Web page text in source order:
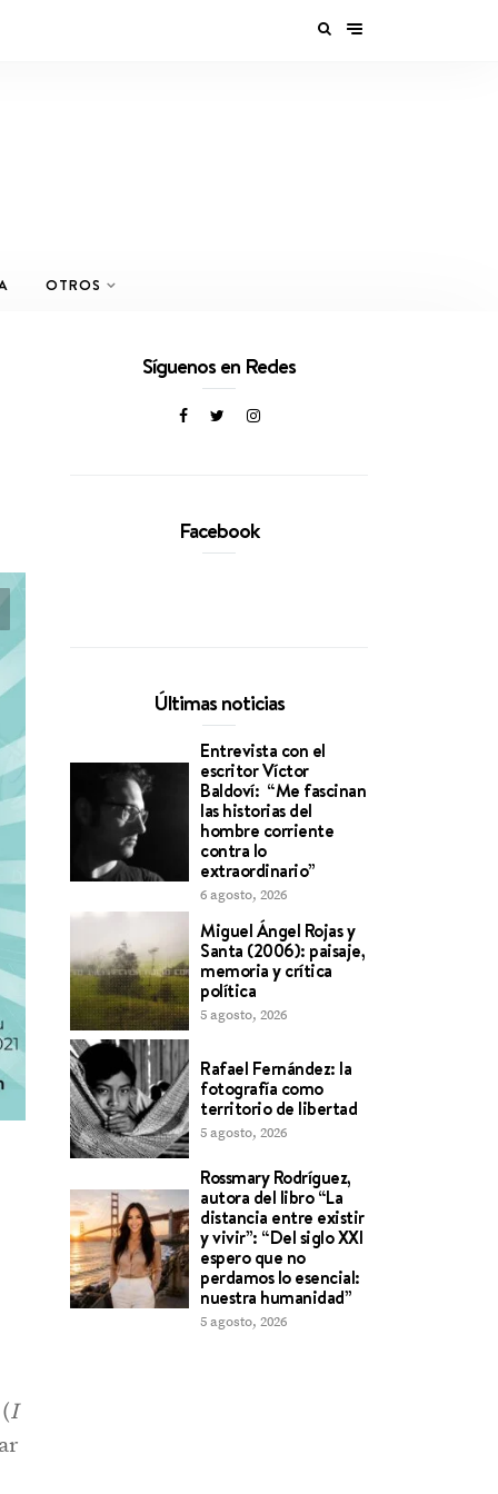
OTROS
I
Síguenos en Redes
Facebook
Últimas noticias
Entrevista con el
escritor Víctor
Baldoví: “Me fascinan
las historias del
hombre corriente
contra lo
extraordinario”
6 agosto, 2026
Miguel Ángel Rojas y
Santa (2006): paisaje,
memoria y crítica
política
5 agosto, 2026
Rafael Fernández: la
fotografía como
territorio de libertad
5 agosto, 2026
Rossmary Rodríguez,
autora del libro “La
distancia entre existir
y vivir”: “Del siglo XXI
espero que no
perdamos lo esencial:
nuestra humanidad”
5 agosto, 2026